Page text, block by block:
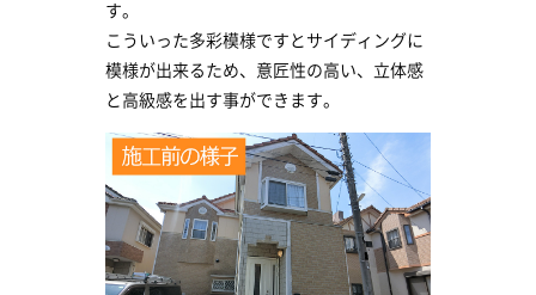
す。
こういった多彩模様ですとサイディングに
模様が出来るため、意匠性の高い、立体感
と高級感を出す事ができます。